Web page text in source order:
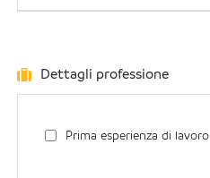
Dettagli professione
Prima esperienza di lavoro